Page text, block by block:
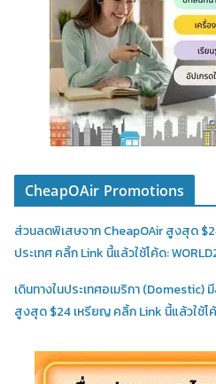
CheapOAir Promotions
ส่วนลดพิเสษจาก CheapOAir สูงสุด
ประเทศ คลิ้ก Link นี้แล้วใช้โค้ด:
เดินทางในประเทศอเมริกา (Domestic)
สูงสุด $24 เหรียญ คลิ้ก Link นี้แล้วใช้โ